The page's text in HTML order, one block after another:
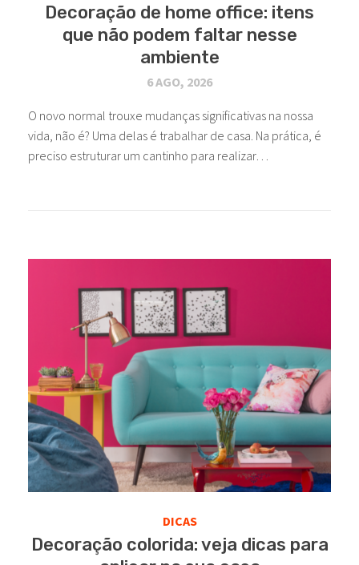
Decoração de home office: itens
que não podem faltar nesse
ambiente
6 AGO, 2026
O novo normal trouxe mudanças significativas na nossa
vida, não é? Uma delas é trabalhar de casa. Na prática, é
preciso estruturar um cantinho para realizar…
DICAS
Decoração colorida: veja dicas para